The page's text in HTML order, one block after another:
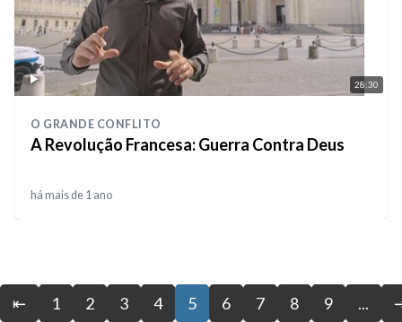
28:30
O GRANDE CONFLITO
A Revolução Francesa: Guerra Contra Deus
há mais de 1 ano
⇤ 1 2 3 4 5 6 7 8 9 ...